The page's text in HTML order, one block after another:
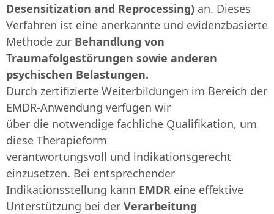
Desensitization and Reprocessing) an. Dieses
Verfahren ist eine anerkannte und evidenzbasierte
Methode zur Behandlung von
Traumafolgestörungen sowie anderen
psychischen Belastungen.
Durch zertifizierte Weiterbildungen im Bereich der
EMDR-Anwendung verfügen wir
über die notwendige fachliche Qualifikation, um
diese Therapieform
verantwortungsvoll und indikationsgerecht
einzusetzen. Bei entsprechender
Indikationsstellung kann EMDR eine effektive
Unterstützung bei der Verarbeitung